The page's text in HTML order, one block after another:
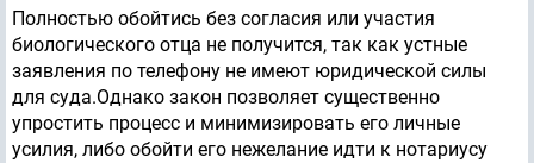
Полностью обойтись без согласия или участия
биологического отца не получится, так как устные
заявления по телефону не имеют юридической силы
для суда.Однако закон позволяет существенно
упростить процесс и минимизировать его личные
усилия, либо обойти его нежелание идти к нотариусу